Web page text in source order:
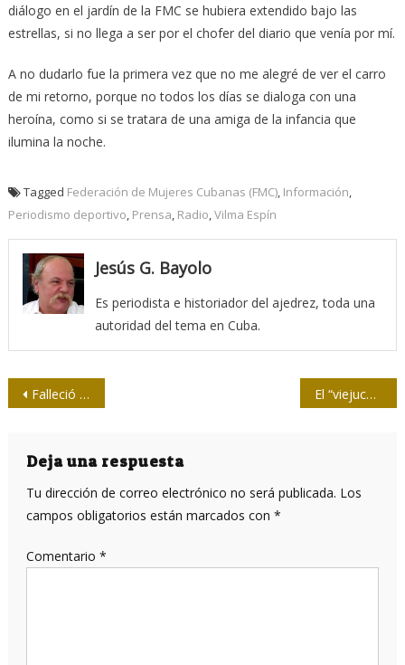
diálogo en el jardín de la FMC se hubiera extendido bajo las
estrellas, si no llega a ser por el chofer del diario que venía por mí.
A no dudarlo fue la primera vez que no me alegré de ver el carro
de mi retorno, porque no todos los días se dialoga con una
heroína, como si se tratara de una amiga de la infancia que
ilumina la noche.
Tagged Federación de Mujeres Cubanas (FMC), Información
Periodismo deportivo Prensa Radio Vilma Espín
Jesús G. Bayolo
Es periodista e historiador del ajedrez, toda una
autoridad del tema en Cuba.
Navegación
entradas
Falleció Andy Duardo, presidente de la Upec en Mayabeque El “viejuco” Wilcox no está
Deja una respuesta
Tu dirección de correo electrónico no será publicada. Los
campos obligatorios están marcados con *
Comentario *